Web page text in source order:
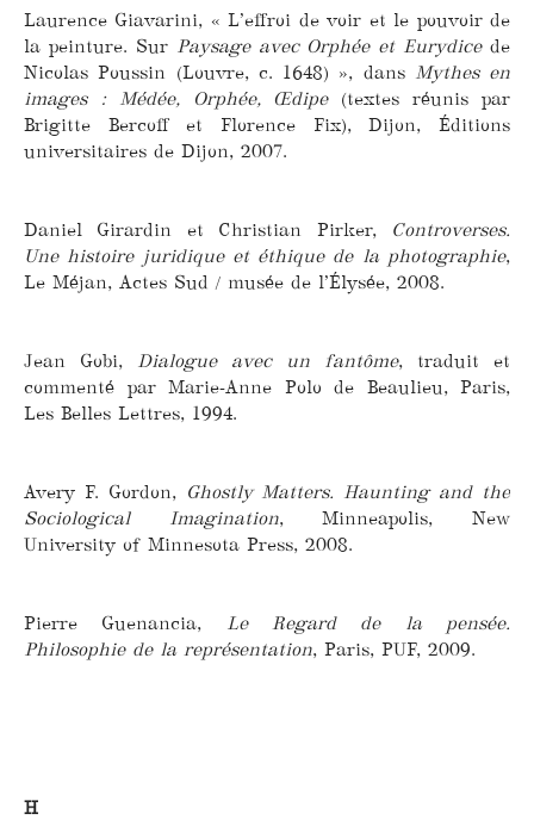
Laurence Giavarini, « L’effroi de voir et le pouvoir de
la peinture. SurPaysage avec Orphée et Eurydicede
Nicolas Poussin (Louvre, c. 1648) », dans Mythes en
images : Médée, Orphée, Œdipe(textes réunis par
Brigitte Bercoff et Florence Fix), Dijon, Éditions
universitaires de Dijon, 2007.
Daniel Girardin et Christian Pirker, Controverses.
Une histoire juridique et éthique de la photographie,
Le Méjan, Actes Sud / musée de l’Élysée, 2008.
Jean Gobi, Dialogue avec un fantôme, traduit et
commenté par Marie-Anne Polo de Beaulieu, Paris,
Les Belles Lettres, 1994.
Avery F. Gordon, Ghostly Matters. Haunting and the
Sociological Imagination, Minneapolis, New
University of Minnesota Press, 2008.
Pierre Guenancia,
Le Regard de la pensée.
Philosophie de la représentation, Paris, PUF, 2009.
H